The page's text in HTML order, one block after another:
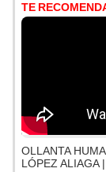
TE
OLLANTA
LÓPEZ ALIAGA